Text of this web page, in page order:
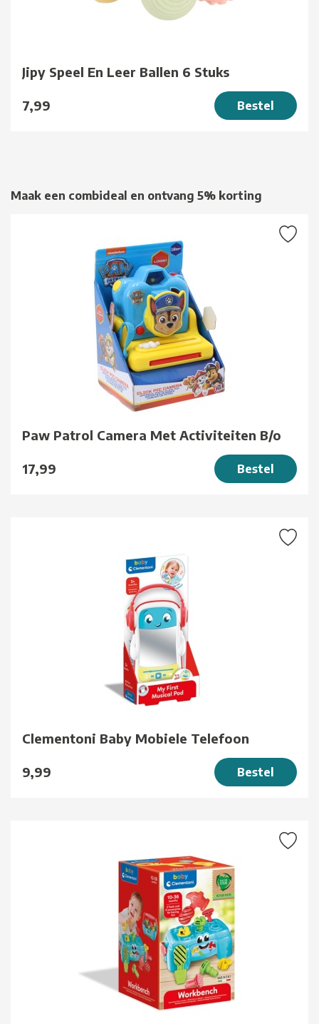
Jipy Speel En Leer Ballen 6 Stuks
7,99 Bestel
Maak een combideal en ontvang 5% korting
Paw Patrol Camera Met Activiteiten B/o
17,99 Bestel
Clementoni Baby Mobiele Telefoon
9,99 Bestel